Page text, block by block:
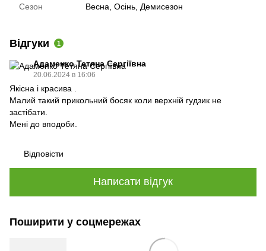
Сезон Весна, Осінь, Демисезон
Відгуки 1
Адаменко Тетяна Сергіївна
20.06.2024 в 16:06
Якісна і красива .
Малий такий прикольний босяк коли верхній гудзик не
застібати.
Мені до вподоби.
Відповісти
Написати відгук
Поширити у соцмережах